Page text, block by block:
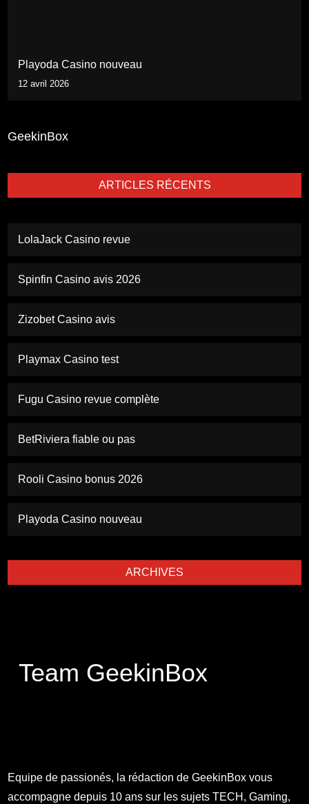
Playoda Casino nouveau
12 avril 2026
GeekinBox
ARTICLES RÉCENTS
LolaJack Casino revue
Spinfin Casino avis 2026
Zizobet Casino avis
Playmax Casino test
Fugu Casino revue complète
BetRiviera fiable ou pas
Rooli Casino bonus 2026
Playoda Casino nouveau
ARCHIVES
Team GeekinBox
Equipe de passionés, la rédaction de GeekinBox vous
accompagne depuis 10 ans sur les sujets TECH, Gaming,